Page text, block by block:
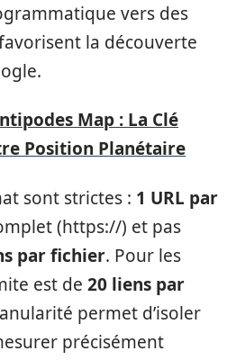
vers des
la découverte
Map : La Clé
Position Planétaire
sont strictes : 1 URL par
(https://) et pas
par fichier. Pour les
est de 20 liens par
permet d’isoler
précisément